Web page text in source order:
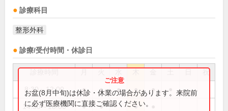
診療科目
整形外科
診療/受付時間・休診日
祝
8:30～12:00 ● ● ● ● ●
14:30～18:00 ● ● ●
お盆(8月中旬)は休診・休業の場合があります。来院前
に必ず医療機関に直接ご確認ください。